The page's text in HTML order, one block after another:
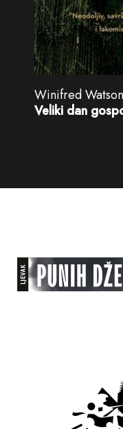
Winifred Watson
Veliki dan